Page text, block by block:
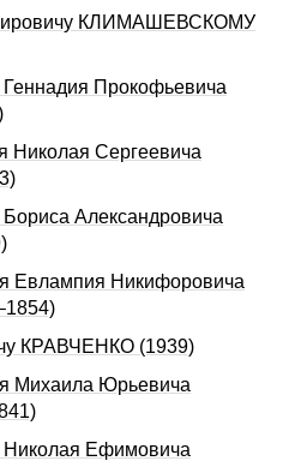
КЛИМАШЕВСКОМУ
Прокофьевича
Николая Сергеевича
Александровича
Евлампия Никифоpовича
КРАВЧЕНКО (1939)
Михаила Юрьевича
Николая Ефимовича